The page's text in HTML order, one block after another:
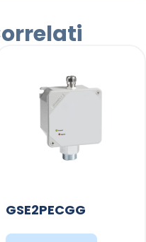
GSE2PECGG